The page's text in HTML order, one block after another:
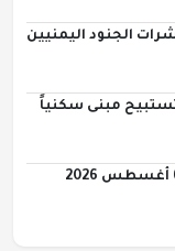
الجنود اليمنيين
مبنى سكنياً
أسعار الخضروات والفواكه اليوم الخميس 6 أغسطس 2026